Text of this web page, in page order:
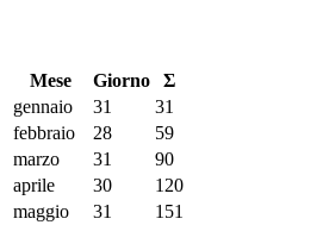
Mese Giorno
Σ
gennaio
31
31
febbraio
28
59
marzo
31
90
aprile
30
120
maggio
31
151